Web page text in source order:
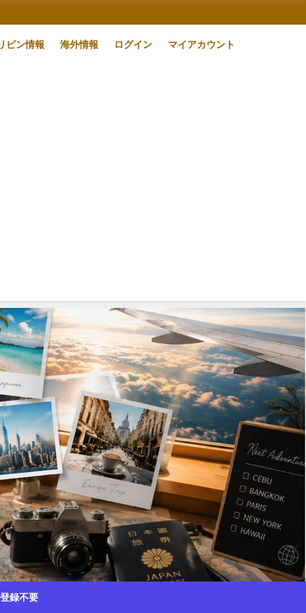
ピン情報 海外情報 ログイン マイアカウント
録不要